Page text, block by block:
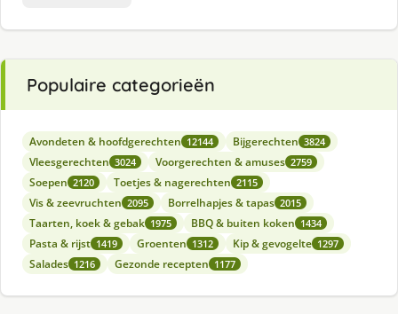
Populaire categorieën
Avondeten & hoofdgerechten 12144 Bijgerechten 3824
Vleesgerechten 3024 Voorgerechten & amuses 2759
Soepen 2120 Toetjes & nagerechten 2115
Vis & zeevruchten 2095 Borrelhapjes & tapas 2015
Taarten, koek & gebak 1975 BBQ & buiten koken 1434
Pasta & rijst 1419 Groenten 1312 Kip & gevogelte 1297
Salades 1216 Gezonde recepten 1177